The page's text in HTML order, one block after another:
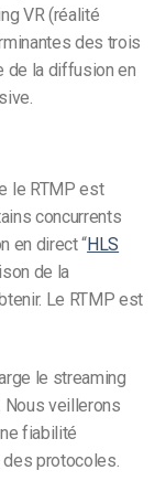
VR (réalité
des trois
de la diffusion en
le RTMP est
concurrents
en direct “HLS
de la
Le RTMP est
le streaming
Nous veillerons
fiabilité
protocoles.